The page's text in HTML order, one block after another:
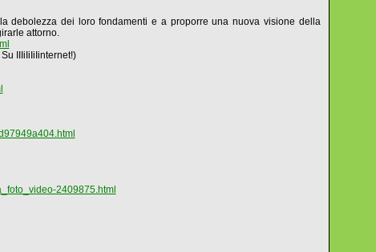
debolezza dei loro fondamenti e a proporre una nuova visione della
attorno.
IIIiIiIiIinternet!)
2409875.html